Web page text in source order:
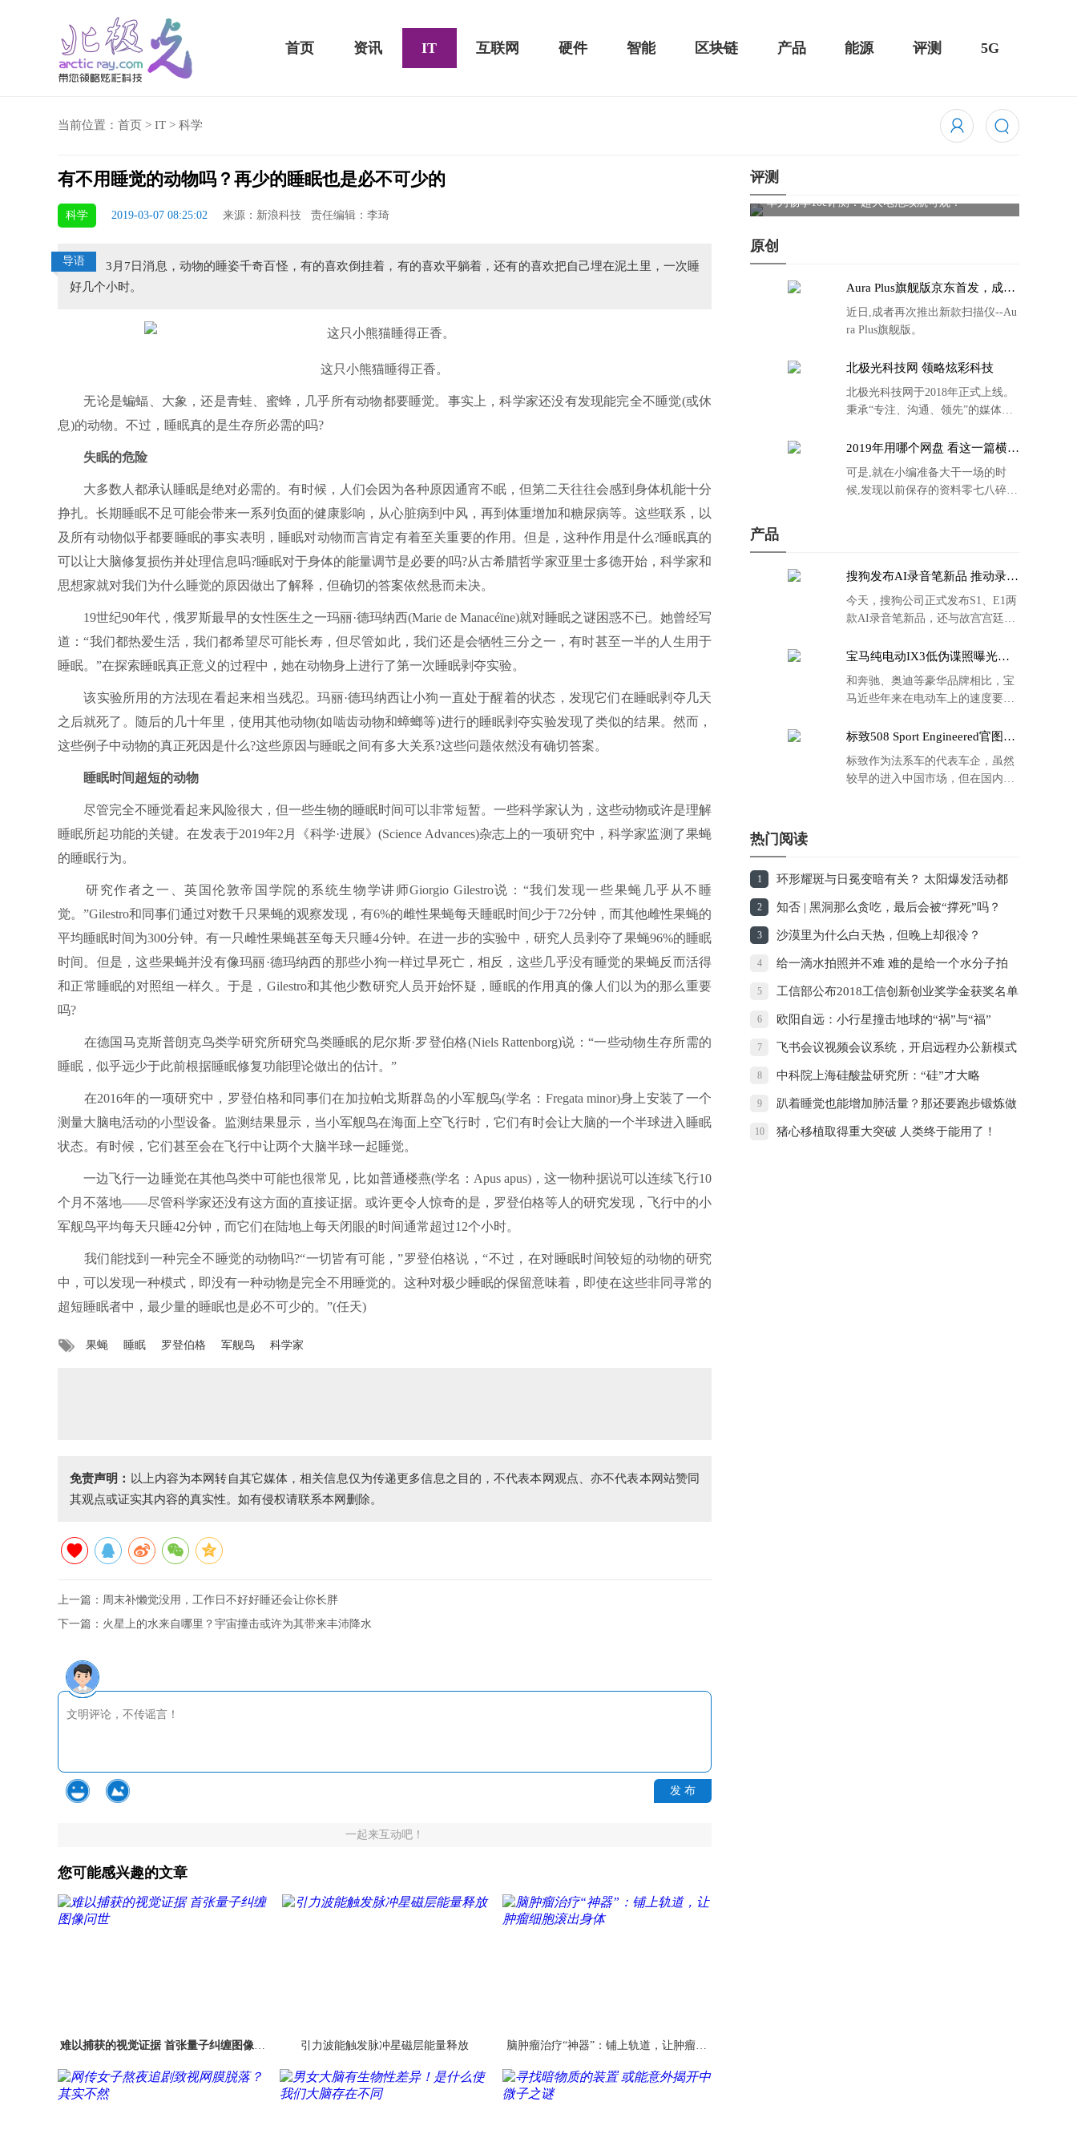
首页 资讯 IT 互联网 硬件 智能 区块链 产品 能源 评测 5G
当前位置： 首页 > IT > 科学
有不用睡觉的动物吗？再少的睡眠也是必不可少的
科学 2019-03-07 08:25:02 来源：新浪科技 责任编辑：李琦
导语
3月7日消息，动物的睡姿千奇百怪，有的喜欢倒挂着，有的喜欢平躺着，还有的喜欢把自己埋在泥土里，一次睡
好几个小时。
这只小熊猫睡得正香。
无论是蝙蝠、大象，还是青蛙、蜜蜂，几乎所有动物都要睡觉。事实上，科学家还没有发现能完全不睡觉(或休
息)的动物。不过，睡眠真的是生存所必需的吗?
失眠的危险
大多数人都承认睡眠是绝对必需的。有时候，人们会因为各种原因通宵不眠，但第二天往往会感到身体机能十分
挣扎。长期睡眠不足可能会带来一系列负面的健康影响，从心脏病到中风，再到体重增加和糖尿病等。这些联系，以
及所有动物似乎都要睡眠的事实表明，睡眠对动物而言肯定有着至关重要的作用。但是，这种作用是什么?睡眠真的
可以让大脑修复损伤并处理信息吗?睡眠对于身体的能量调节是必要的吗?从古希腊哲学家亚里士多德开始，科学家和
思想家就对我们为什么睡觉的原因做出了解释，但确切的答案依然悬而未决。
19世纪90年代，俄罗斯最早的女性医生之一玛丽·德玛纳西(Marie de Manacéïne)就对睡眠之谜困惑不已。她曾经写
道：“我们都热爱生活，我们都希望尽可能长寿，但尽管如此，我们还是会牺牲三分之一，有时甚至一半的人生用于
睡眠。”在探索睡眠真正意义的过程中，她在动物身上进行了第一次睡眠剥夺实验。
该实验所用的方法现在看起来相当残忍。玛丽·德玛纳西让小狗一直处于醒着的状态，发现它们在睡眠剥夺几天
之后就死了。随后的几十年里，使用其他动物(如啮齿动物和蟑螂等)进行的睡眠剥夺实验发现了类似的结果。然而，
这些例子中动物的真正死因是什么?这些原因与睡眠之间有多大关系?这些问题依然没有确切答案。
睡眠时间超短的动物
尽管完全不睡觉看起来风险很大，但一些生物的睡眠时间可以非常短暂。一些科学家认为，这些动物或许是理解
睡眠所起功能的关键。在发表于2019年2月《科学·进展》(Science Advances)杂志上的一项研究中，科学家监测了果蝇
的睡眠行为。
研究作者之一、英国伦敦帝国学院的系统生物学讲师Giorgio Gilestro说：“我们发现一些果蝇几乎从不睡
觉。”Gilestro和同事们通过对数千只果蝇的观察发现，有6%的雌性果蝇每天睡眠时间少于72分钟，而其他雌性果蝇的
平均睡眠时间为300分钟。有一只雌性果蝇甚至每天只睡4分钟。在进一步的实验中，研究人员剥夺了果蝇96%的睡眠
时间。但是，这些果蝇并没有像玛丽·德玛纳西的那些小狗一样过早死亡，相反，这些几乎没有睡觉的果蝇反而活得
和正常睡眠的对照组一样久。于是，Gilestro和其他少数研究人员开始怀疑，睡眠的作用真的像人们以为的那么重要
吗?
在德国马克斯普朗克鸟类学研究所研究鸟类睡眠的尼尔斯·罗登伯格(Niels Rattenborg)说：“一些动物生存所需的
睡眠，似乎远少于此前根据睡眠修复功能理论做出的估计。”
在2016年的一项研究中，罗登伯格和同事们在加拉帕戈斯群岛的小军舰鸟(学名：Fregata minor)身上安装了一个
测量大脑电活动的小型设备。监测结果显示，当小军舰鸟在海面上空飞行时，它们有时会让大脑的一个半球进入睡眠
状态。有时候，它们甚至会在飞行中让两个大脑半球一起睡觉。
一边飞行一边睡觉在其他鸟类中可能也很常见，比如普通楼燕(学名：Apus apus)，这一物种据说可以连续飞行10
个月不落地——尽管科学家还没有这方面的直接证据。或许更令人惊奇的是，罗登伯格等人的研究发现，飞行中的小
军舰鸟平均每天只睡42分钟，而它们在陆地上每天闭眼的时间通常超过12个小时。
我们能找到一种完全不睡觉的动物吗?“一切皆有可能，”罗登伯格说，“不过，在对睡眠时间较短的动物的研究
中，可以发现一种模式，即没有一种动物是完全不用睡觉的。这种对极少睡眠的保留意味着，即使在这些非同寻常的
超短睡眠者中，最少量的睡眠也是必不可少的。”(任天)
果蝇 睡眠 罗登伯格 军舰鸟 科学家
免责声明： 以上内容为本网转自其它媒体，相关信息仅为传递更多信息之目的，不代表本网观点、亦不代表本网站赞同
其观点或证实其内容的真实性。如有侵权请联系本网删除。
上一篇： 周末补懒觉没用，工作日不好好睡还会让你长胖
下一篇： 火星上的水来自哪里？宇宙撞击或许为其带来丰沛降水
发 布
一起来互动吧！
您可能感兴趣的文章
难以捕获的视觉证据 首张量子纠缠图像问
引力波能触发脉冲星磁层能量释放
脑肿瘤治疗“神器”：铺上轨道，让肿瘤细
评测
华为畅享10e评测：超大电池续航可观！
原创
Aura Plus旗舰版京东首发，成者
近日,成者再次推出新款扫描仪--Au
ra Plus旗舰版。
北极光科技网 领略炫彩科技
北极光科技网于2018年正式上线。
秉承“专注、沟通、领先”的媒体理
2019年用哪个网盘 看这一篇横评
可是,就在小编准备大干一场的时
候,发现以前保存的资料零七八碎,
产品
搜狗发布AI录音笔新品 推动录音
今天，搜狗公司正式发布S1、E1两
款AI录音笔新品，还与故宫宫廷文
的故宫宫廷联名款。
宝马纯电动IX3低伪谍照曝光：
和奔驰、奥迪等豪华品牌相比，宝
马近些年来在电动车上的速度要慢
标致508 Sport Engineered官图发
标致作为法系车的代表车企，虽然
较早的进入中国市场，但在国内的
热门阅读
1 环形耀斑与日冕变暗有关？ 太阳爆发活动都
是“团伙作案”
2 知否 | 黑洞那么贪吃，最后会被“撑死”吗？
3 沙漠里为什么白天热，但晚上却很冷？
4 给一滴水拍照并不难 难的是给一个水分子拍
照
5 工信部公布2018工信创新创业奖学金获奖名单
6 欧阳自远：小行星撞击地球的“祸”与“福”
7 飞书会议视频会议系统，开启远程办公新模式
8 中科院上海硅酸盐研究所：“硅”才大略
9 趴着睡觉也能增加肺活量？那还要跑步锻炼做
什么
10 猪心移植取得重大突破 人类终于能用了！